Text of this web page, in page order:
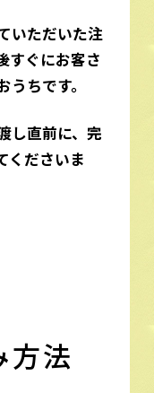
いただいた注
すぐにお客さ
ちです。
し直前に、完
くださいま
方法